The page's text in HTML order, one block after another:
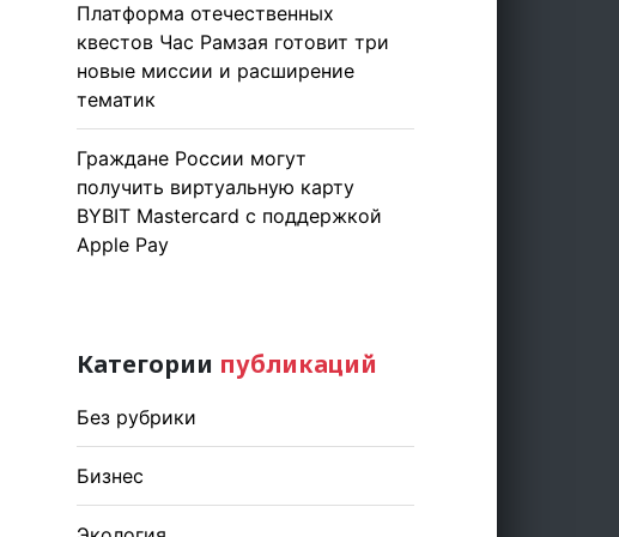
Платформа отечественных
квестов Час Рамзая готовит три
новые миссии и расширение
тематик
Граждане России могут
получить виртуальную карту
BYBIT Mastercard с поддержкой
Apple Pay
Категории публикаций
Без рубрики
Бизнес